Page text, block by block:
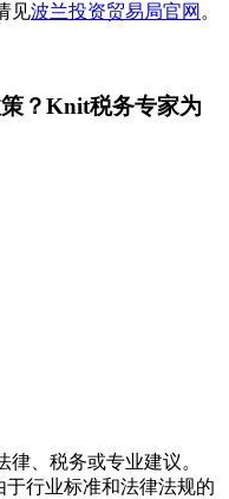
见波兰投资贸易局官网 。
？Knit税务专家为
、税务或专业建议。
行业标准和法律法规的